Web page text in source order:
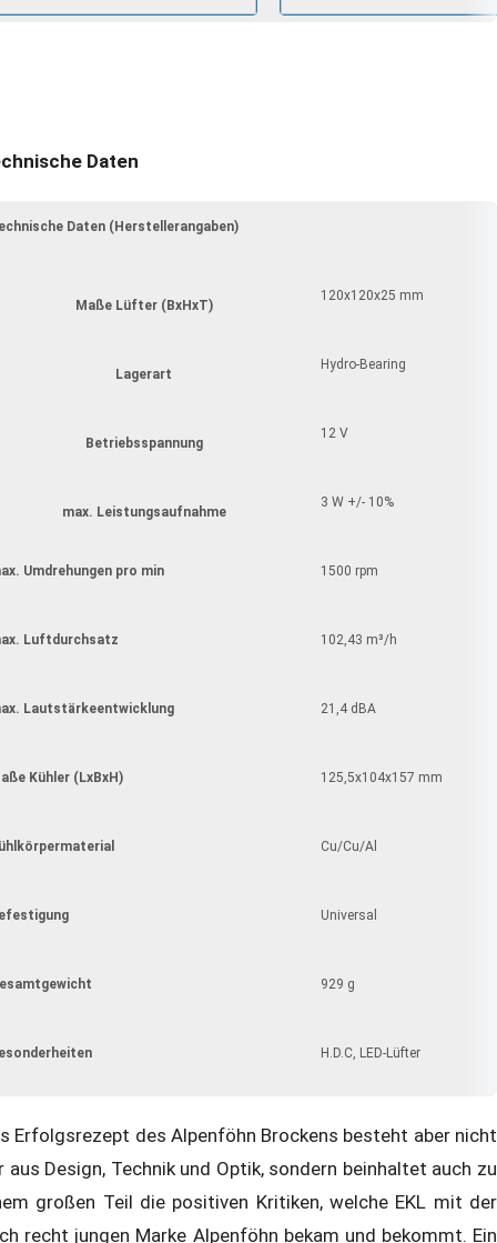
Daten
Daten (Herstellerangaben)
Maße Lüfter (BxHxT)
120x120x25 mm
Lagerart
Hydro-Bearing
Betriebsspannung
12 V
max. Leistungsaufnahme
3 W +/- 10%
Umdrehungen pro min 1500 rpm
Luftdurchsatz 102,43 m³/h
Lautstärkeentwicklung 21,4 dBA
Kühler (LxBxH) 125,5x104x157 mm
Cu/Cu/Al
Universal
929 g
H.D.C, LED-Lüfter
Erfolgsrezept des Alpenföhn Brockens besteht aber nicht
aus Design, Technik und Optik, sondern beinhaltet auch zu
großen Teil die positiven Kritiken, welche EKL mit der
recht jungen Marke Alpenföhn bekam und bekommt. Ein